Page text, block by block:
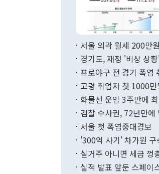
서울 외곽 월세 200만원
경기도, 재정 '비상 상황'
프로야구 전 경기 폭염
고령 취업자 첫 1000
화물선 운임 3주만에
검찰 수사권, 72년만에
서울 첫 폭염중대경보
'300억 사기' 차가원 구
실거주 아니면 세금 껑
실적 발표 앞둔 스페이